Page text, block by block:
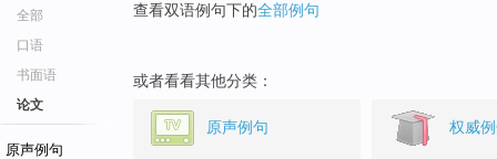
全部
口语
书面语
论文
原声例句
查看双语例句下的全部例句
或者看看其他分类：
原声例句 权威